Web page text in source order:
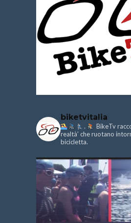
biketvitalia
.
BikeTv
realtà’ che ruotano
bicicletta.